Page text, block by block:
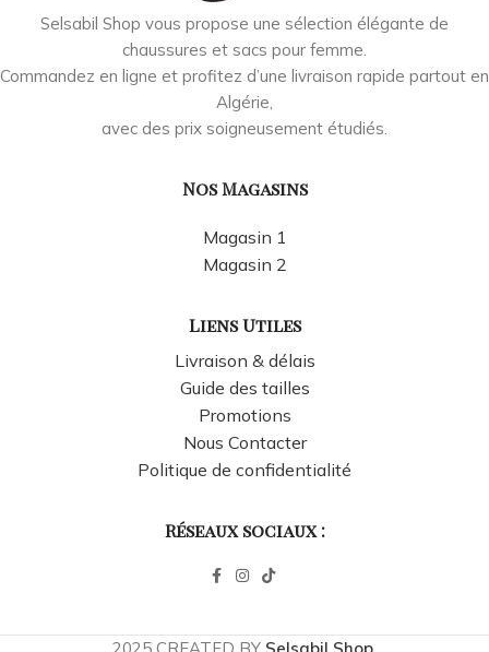
Selsabil Shop vous propose une sélection élégante de
chaussures et sacs pour femme.
Commandez en ligne et profitez d’une livraison rapide partout en
Algérie,
avec des prix soigneusement étudiés.
Nos Magasins
Magasin 1
Magasin 2
Liens Utiles
Livraison & délais
Guide des tailles
Promotions
Nous Contacter
Politique de confidentialité
Réseaux sociaux :